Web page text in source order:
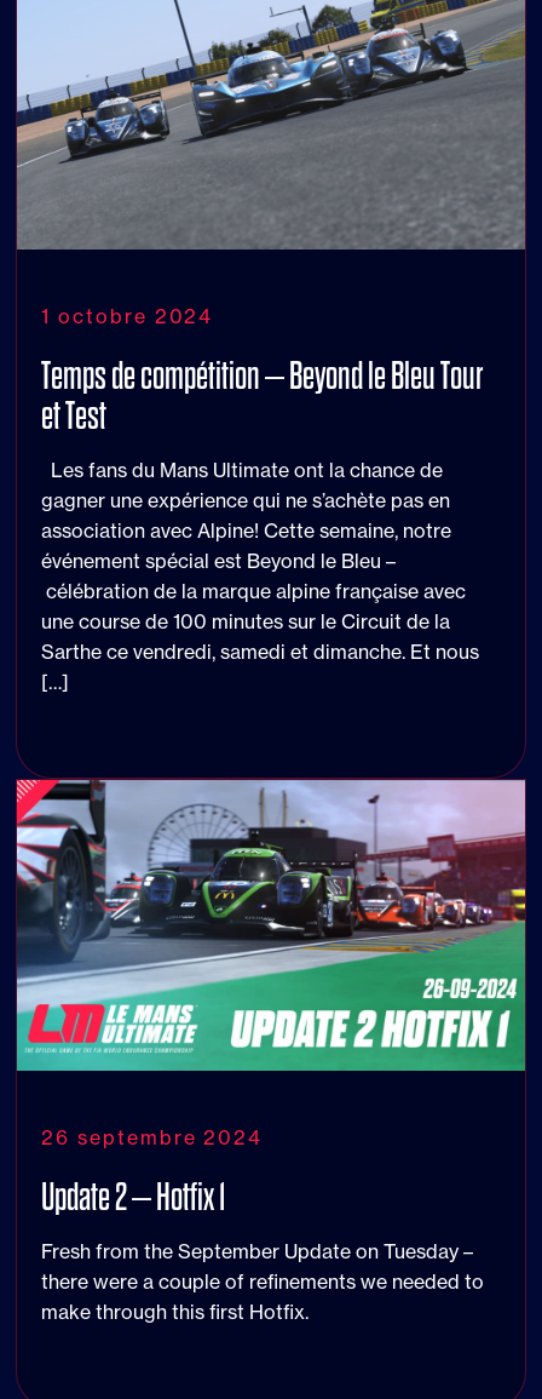
1 octobre 2024
Temps de compétition – Beyond le Bleu Tour
et Test
Les fans du Mans Ultimate ont la chance de
gagner une expérience qui ne s’achète pas en
association avec Alpine! Cette semaine, notre
événement spécial est Beyond le Bleu –
célébration de la marque alpine française avec
une course de 100 minutes sur le Circuit de la
Sarthe ce vendredi, samedi et dimanche. Et nous
[…]
26 septembre 2024
Update 2 – Hotfix 1
Fresh from the September Update on Tuesday –
there were a couple of refinements we needed to
make through this first Hotfix.